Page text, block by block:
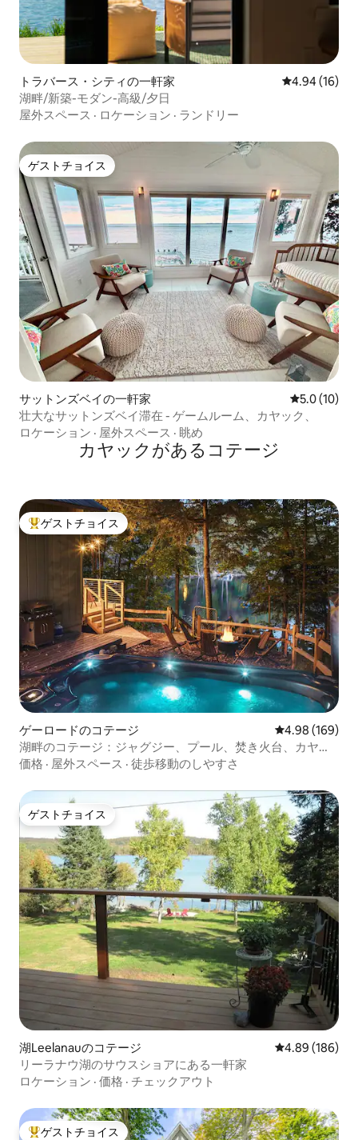
トラバース・シティの一軒家 レビュー16
4.94 (16)
湖畔/新築-モダン-高級/夕日
屋外スペース · ロケーション · ランドリー
ゲストチョイス
ゲストチョイス
サットンズベイの一軒家 レビュー10
5.0 (10)
壮大なサットンズベイ滞在 - ゲームルーム、カヤック、
ロケーション · 屋外スペース · 眺め
カヤックがあるコテージ
大好評のゲストチョイスです。
ゲストチョイス
ゲーロードのコテージ レビュー169
4.98 (169)
湖畔のコテージ：ジャグジー、プール、焚き火台、カヤッ
ク
価格 · 屋外スペース · 徒歩移動のしやすさ
ゲストチョイス
ゲストチョイス
湖Leelanauのコテージ レビュー186
4.89 (186)
リーラナウ湖のサウスショアにある一軒家
ロケーション · 価格 · チェックアウト
ゲストチョイス